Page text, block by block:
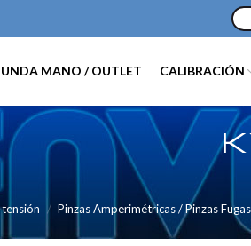
MANO / OUTLET CALIBRACIÓN
Pinzas Amperimétricas / Pinzas